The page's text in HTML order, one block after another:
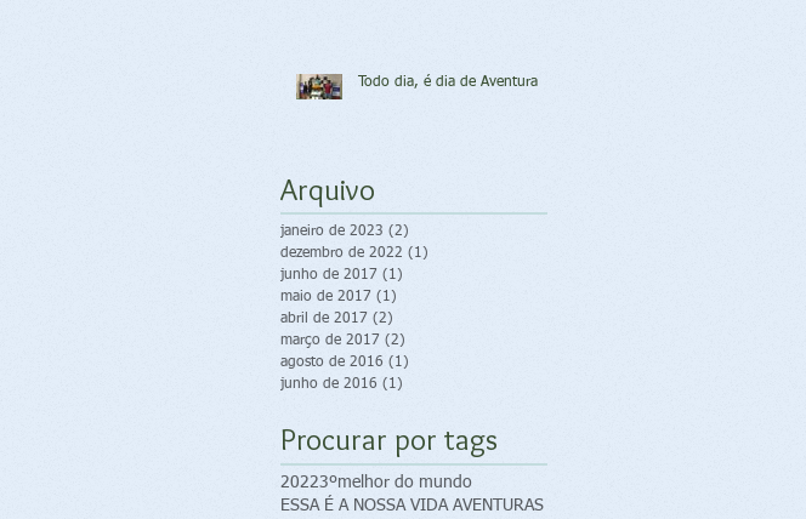
Todo dia, é dia de Aventura
Arquivo
janeiro de 2023 (2)
dezembro de 2022 (1)
junho de 2017 (1)
maio de 2017 (1)
abril de 2017 (2)
março de 2017 (2)
agosto de 2016 (1)
junho de 2016 (1)
Procurar por tags
20223ºmelhor do mundo
ESSA É A NOSSA VIDA AVENTURAS